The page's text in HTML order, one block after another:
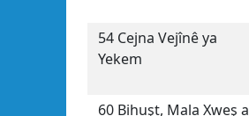
54 Cejna Vejînê ya
Yekem
60 Bihuşt, Mala Xweş a